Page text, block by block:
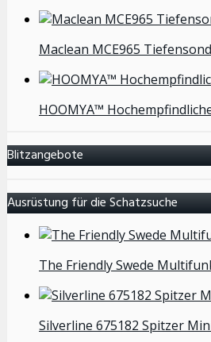
Maclean MCE965
HOOMYA™
Blitzangebote
Ausrüstung für die Schatzsuche
The Friendly Swede
Silverline 675182 Spitzer